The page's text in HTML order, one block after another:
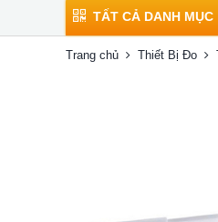
TẤT CẢ DANH MỤC
Trang chủ Thiết Bị Đo